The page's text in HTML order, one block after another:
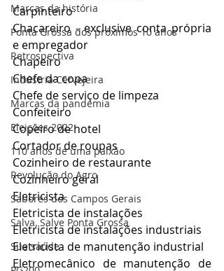
Marcas da história
Ponta Grossa dos próximos 10 anos
Retrospectiva
Indústria Cervejeira
Marcas da pandemia
Eleições 2022
110 anos de uma paixão
Revolução do Agro
Sabores dos Campos Gerais
Salva, Salve Ponta Grossa
Sua saúde
Carpinteiro
Chacareiro - exclusive conta própria
e empregador
Chapeiro
Chefe da copa
Chefe de serviço de limpeza
Confeiteiro
Copeiro de hotel
Cortador de roupas
Cozinheiro de restaurante
Cozinheiro geral
Eletricista
Eletricista de instalações
Eletricista de instalações industriais
Eletricista de manutenção industrial
Eletromecânico de manutenção de